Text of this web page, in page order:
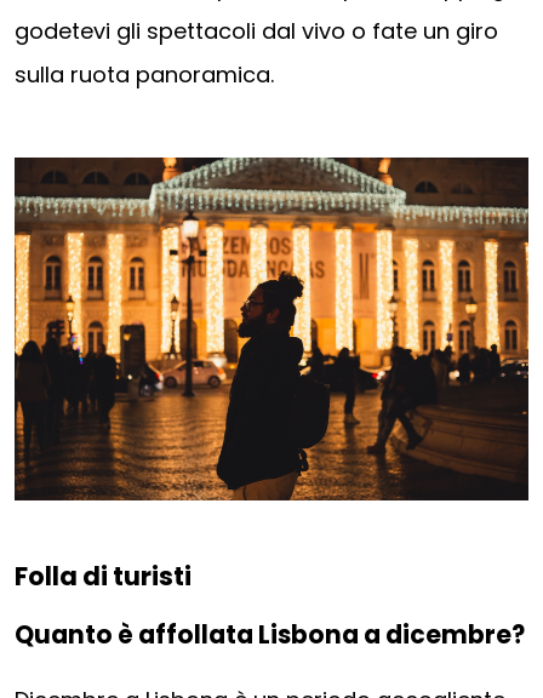
godetevi gli spettacoli dal vivo o fate un giro
sulla ruota panoramica.
Folla di turisti
Quanto è affollata Lisbona a dicembre?